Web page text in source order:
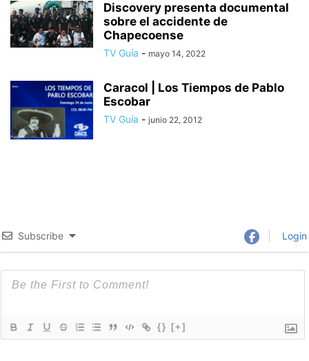
Discovery presenta documental
sobre el accidente de
Chapecoense
TV Guía - mayo 14, 2022
Caracol | Los Tiempos de Pablo
Escobar
TV Guía - junio 22, 2012
Subscribe Login
{} [+]